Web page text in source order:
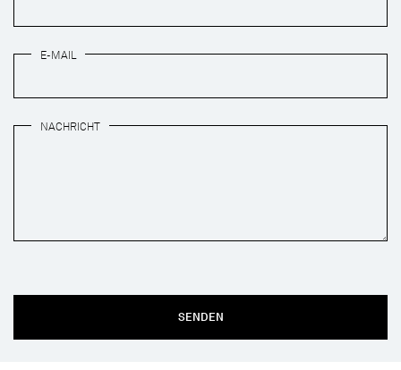
E-MAIL
NACHRICHT
SENDEN